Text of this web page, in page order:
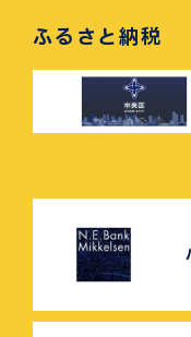
ふるさと納税